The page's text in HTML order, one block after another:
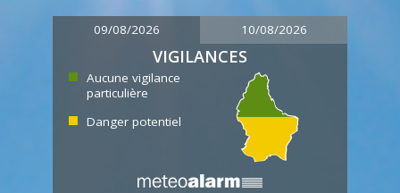
09/08/2026 10/08/2026
VIGILANCES
Aucune vigilance
particulière
Danger potentiel